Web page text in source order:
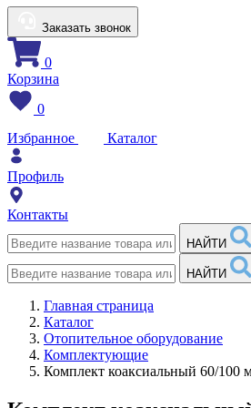
Заказать звонок
0
Корзина
0
Избранное
Каталог
Профиль
Контакты
НАЙТИ
НАЙТИ
Главная страница
Каталог
Отопительное оборудование
Комплектующие
Комплект коаксиальный 60/100